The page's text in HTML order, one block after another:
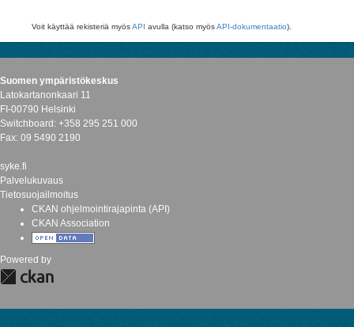
Voit käyttää rekisteriä myösAPI avulla (katso myösAPI-dokumentaatio).
Suomen ympäristökeskus
Latokartanonkaari 11
FI-00790 Helsinki
Switchboard: +358 295 251 000
Fax: 09 5490 2190
syke.fi
Palvelukuvaus
Tietosuojailmoitus
CKAN ohjelmointirajapinta (API)
CKAN Association
Powered by